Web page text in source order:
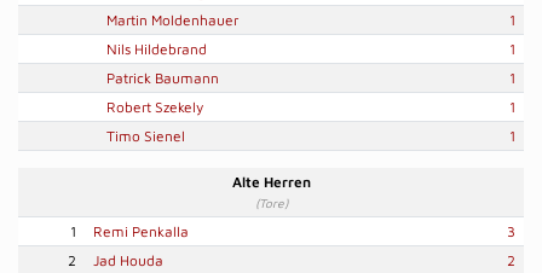
Martin Moldenhauer
1
Nils Hildebrand
1
Patrick Baumann
1
Robert Szekely
1
Timo Sienel
1
Alte Herren
(Tore)
1 Remi Penkalla
3
2
Jad Houda
2